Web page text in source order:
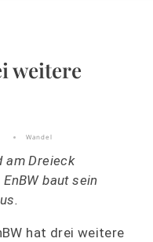
weitere
Wandel
am Dreieck
baut sein
hat drei weitere